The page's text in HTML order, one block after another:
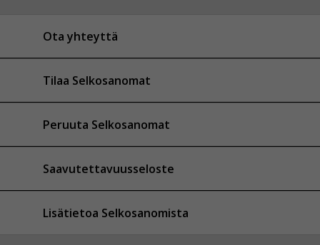
Ota yhteyttä
Tilaa Selkosanomat
Peruuta Selkosanomat
Saavutettavuusseloste
Lisätietoa Selkosanomista